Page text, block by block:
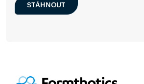
STÁHNOUT